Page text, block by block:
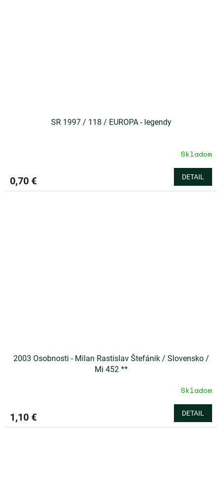
SR 1997 / 118 / EUROPA - legendy
Skladom
0,70 € DETAIL
2003 Osobnosti - Milan Rastislav Štefánik / Slovensko /
Mi 452 **
Skladom
1,10 € DETAIL